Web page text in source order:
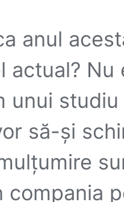
anul
actual?
unui
să-și
compania